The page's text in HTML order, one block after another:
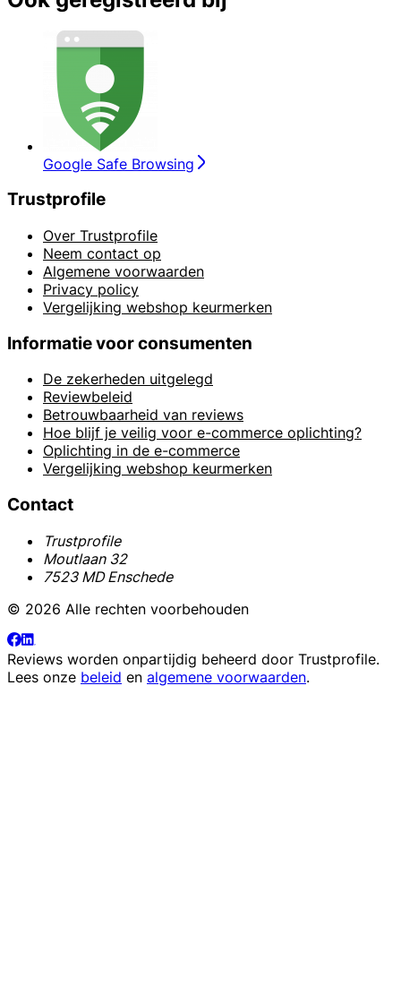
Google Safe Browsing
Trustprofile
Over Trustprofile
Neem contact op
Algemene voorwaarden
Privacy policy
Vergelijking webshop keurmerken
Informatie voor consumenten
De zekerheden uitgelegd
Reviewbeleid
Betrouwbaarheid van reviews
Hoe blijf je veilig voor e-commerce oplichting?
Oplichting in de e-commerce
Vergelijking webshop keurmerken
Contact
Trustprofile
Moutlaan 32
7523 MD Enschede
© 2026 Alle rechten voorbehouden
Reviews worden onpartijdig beheerd door Trustprofile.
Lees onze beleid en algemene voorwaarden.